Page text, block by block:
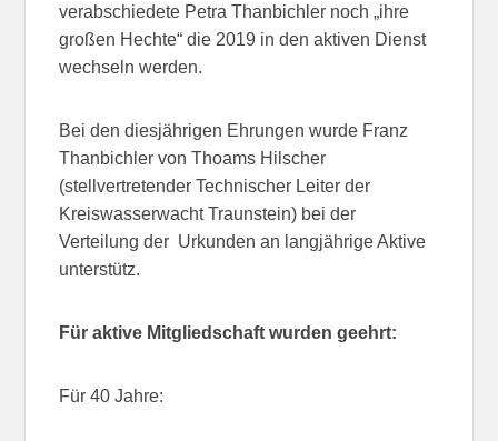
verabschiedete Petra Thanbichler noch „ihre
großen Hechte“ die 2019 in den aktiven Dienst
wechseln werden.
Bei den diesjährigen Ehrungen wurde Franz
Thanbichler von Thoams Hilscher
(stellvertretender Technischer Leiter der
Kreiswasserwacht Traunstein) bei der
Verteilung der Urkunden an langjährige Aktive
unterstütz.
Für aktive Mitgliedschaft wurden geehrt:
Für 40 Jahre: